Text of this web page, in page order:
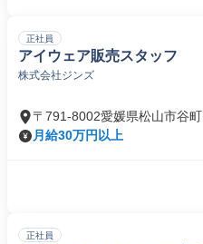
正社員
アイウェア販売スタッフ
株式会社ジンズ
〒791-8002愛媛県松山市谷町
月給30万円以上
正社員